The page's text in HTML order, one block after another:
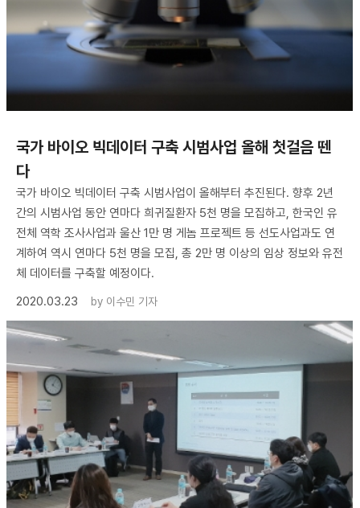
국가 바이오 빅데이터 구축 시범사업 올해 첫걸음 뗀
다
국가 바이오 빅데이터 구축 시범사업이 올해부터 추진된다. 향후 2년
간의 시범사업 동안 연마다 희귀질환자 5천 명을 모집하고, 한국인 유
전체 역학 조사사업과 울산 1만 명 게놈 프로젝트 등 선도사업과도 연
계하여 역시 연마다 5천 명을 모집, 총 2만 명 이상의 임상 정보와 유전
체 데이터를 구축할 예정이다.
2020.03.23
by 이수민 기자